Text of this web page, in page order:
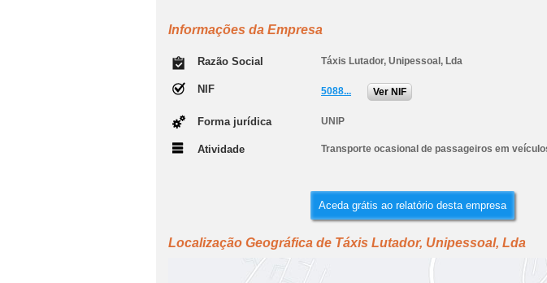
Informações da Empresa
Razão Social Táxis Lutador, Unipessoal, Lda
NIF 5088... Ver NIF
Forma jurídica UNIP
Atividade Transporte ocasional de passageiros em
Aceda grátis ao relatório desta empresa
Localização Geográfica de Táxis Lutador, Unipessoal, Lda